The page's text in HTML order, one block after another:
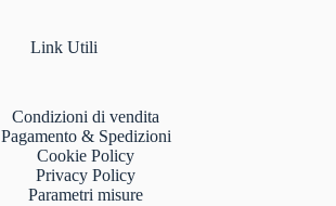
Link Utili
Condizioni di vendita
Pagamento & Spedizioni
Cookie Policy
Privacy Policy
Parametri misure